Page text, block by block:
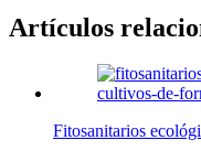
Artículos
Fitosanitarios